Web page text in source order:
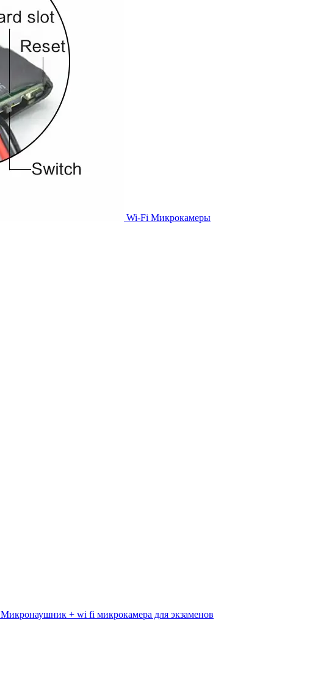
Wi-Fi Микрокамеры
Микронаушник + wi fi микрокамера для экзаменов